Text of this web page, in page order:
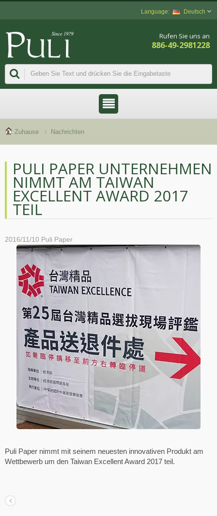
Deutsch
Rufen Sie uns an
886-49-2981228
Zuhause Nachrichten
PULI PAPER UNTERNEHMEN
NIMMT AM TAIWAN
EXCELLENT AWARD 2017
TEIL
2016/11/10 Puli Paper
Puli Paper nimmt mit seinem neuesten innovativen Produkt am
Wettbewerb um den Taiwan Excellent Award 2017 teil.